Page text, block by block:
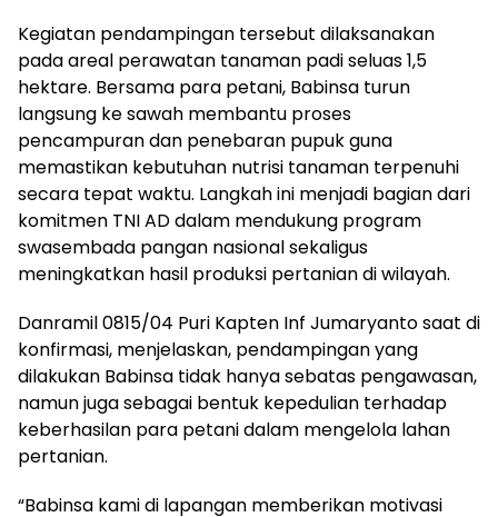
Kegiatan pendampingan tersebut dilaksanakan
pada areal perawatan tanaman padi seluas 1,5
hektare. Bersama para petani, Babinsa turun
langsung ke sawah membantu proses
pencampuran dan penebaran pupuk guna
memastikan kebutuhan nutrisi tanaman terpenuhi
secara tepat waktu. Langkah ini menjadi bagian dari
komitmen TNI AD dalam mendukung program
swasembada pangan nasional sekaligus
meningkatkan hasil produksi pertanian di wilayah.
Danramil 0815/04 Puri Kapten Inf Jumaryanto saat di
konfirmasi, menjelaskan, pendampingan yang
dilakukan Babinsa tidak hanya sebatas pengawasan,
namun juga sebagai bentuk kepedulian terhadap
keberhasilan para petani dalam mengelola lahan
pertanian.
“Babinsa kami di lapangan memberikan motivasi